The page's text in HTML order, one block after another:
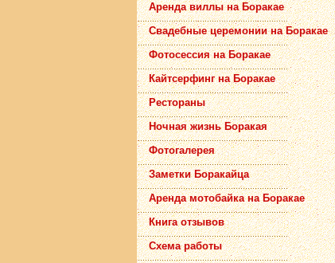
Аренда виллы на Боракае
Свадебные церемонии на Боракае
Фотосессия на Боракае
Кайтсерфинг на Боракае
Рестораны
Ночная жизнь Боракая
Фотогалерея
Заметки Боракайца
Аренда мотобайка на Боракае
Книга отзывов
Схема работы